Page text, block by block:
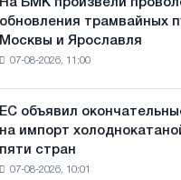
обновления трамвайных
Москвы и Ярославля
07-08-2026, 11:00
ЕС объявил
на импорт
пяти стран
07-08-2026, 10:01